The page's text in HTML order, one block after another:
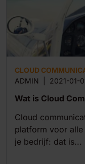
CLOUD
ADMIN
2021-01-
Wat is Cloud
Cloud
platform voor alle
je bedrijf: dat is...